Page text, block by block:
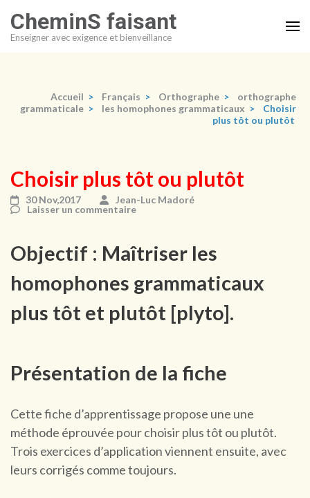
au
contenu
CheminS faisant
Enseigner avec exigence et bienveillance
Accueil > Français > Orthographe >
orthographe
grammaticale > les homophones grammaticaux >
Choisir
plus tôt ou plutôt
Choisir plus tôt ou plutôt
30 Nov,2017
Jean-Luc Madoré
Laisser un commentaire
Objectif : Maîtriser les
homophones grammaticaux
plus tôt et plutôt [plyto].
Présentation de la fiche
Cette fiche d’apprentissage propose une une
méthode éprouvée pour choisir plus tôt ou plutôt.
Trois exercices d’application viennent ensuite, avec
leurs corrigés comme toujours.